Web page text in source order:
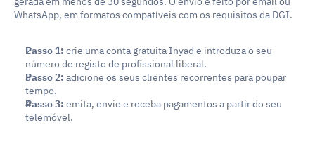
WhatsApp, em formatos compatíveis com os requisitos da DGI.
Passo 1: crie uma conta gratuita Inyad e introduza o seu
número de registo de profissional liberal.
Passo 2: adicione os seus clientes recorrentes para poupar
tempo.
Passo 3: emita, envie e receba pagamentos a partir do seu
telemóvel.